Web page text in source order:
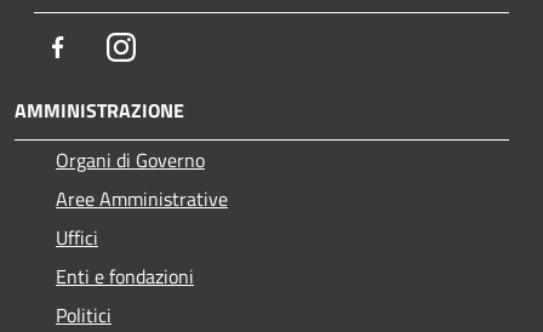
FacebookInstagram
AMMINISTRAZIONE
Organi di Governo
Aree Amministrative
Uffici
Enti e fondazioni
Politici